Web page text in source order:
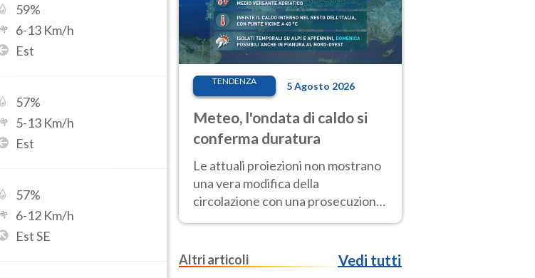
59%
6-13 Km/h
Est
57%
5-13 Km/h
Est
57%
6-12 Km/h
Est SE
TENDENZA 5 Agosto 2026
Meteo, l'ondata di caldo si
conferma duratura
Le attuali proiezioni non mostrano
una vera modifica della
circolazione con una prosecuzione
del caldo fuori scala per molti
Ferragosto
Altri articoli Vedi tutti